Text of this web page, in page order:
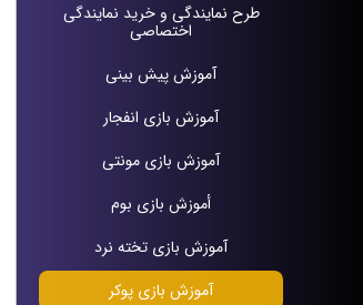
طرح نمايندگى و خريد نمايندگى
اختصاصى
آموزش پيش بينی
آموزش بازی انفجار
آموزش بازی مونتی
أموزش بازی بوم
آموزش بازی تخته نرد
آموزش بازی پوکر